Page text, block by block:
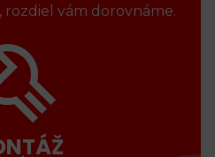
rozdiel vám dorovnáme.